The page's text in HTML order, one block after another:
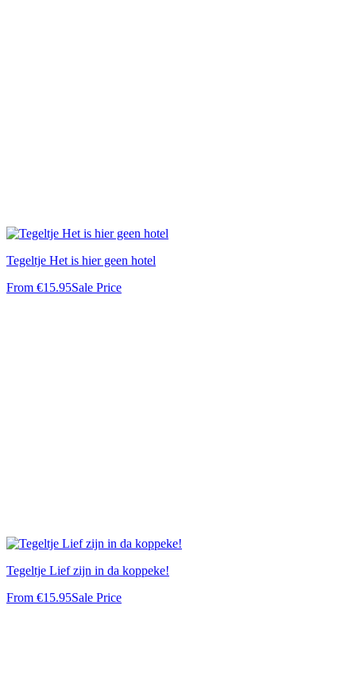
Tegeltje Het is hier geen hotel
From €15.95Sale Price
Tegeltje Lief zijn in da koppeke!
From €15.95Sale Price